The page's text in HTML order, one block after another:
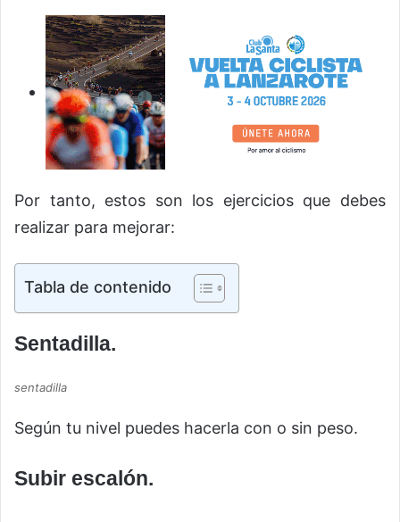
Por tanto, estos son los ejercicios que debes
realizar para mejorar:
Tabla de contenido
Sentadilla.
sentadilla
Según tu nivel puedes hacerla con o sin peso.
Subir escalón.